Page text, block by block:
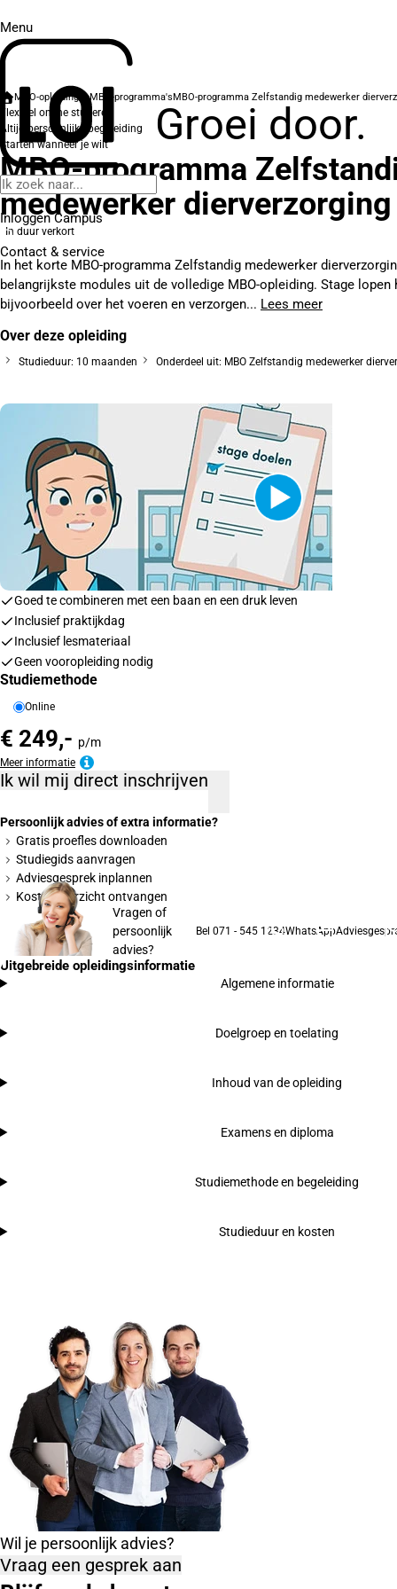
Menu
Groei door.
Inloggen Campus
Contact & service
MBO-opleidingenMBO-programma'sMBO-programma Zelfstandig medewerker
Flexibel online studeren
Altijd persoonlijke begeleiding
Starten wanneer je wilt
MBO-programma
medewerker dierverzorging
In duur verkort
In het korte MBO-programma Zelfstandig medewerker
belangrijkste modules uit de volledige MBO-opleiding. Stage
bijvoorbeeld over het voeren en verzorgen... Lees meer
Over deze opleiding
Studieduur: 10 maanden Onderdeel uit: MBO Zelfstandig medewerker
Goed te combineren met een baan en een druk leven
Inclusief praktijkdag
Inclusief lesmateriaal
Geen vooropleiding nodig
Studiemethode
Online
€ 249,- p/m
Meer informatie
Ik wil mij direct inschrijven
Persoonlijk advies of extra informatie?
Gratis proefles downloaden
Studiegids aanvragen
Adviesgesprek inplannen
Kostenoverzicht ontvangen
Vragen of
persoonlijk
advies?
Bel 071 - 545 1234WhatsApp
Uitgebreide opleidingsinformatie
Algemene informatie
Doelgroep en toelating
Inhoud van de opleiding
Examens en diploma
Studiemethode en begeleiding
Studieduur en kosten
Wil je persoonlijk advies?
Vraag een gesprek aan